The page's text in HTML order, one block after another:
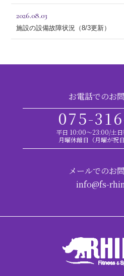
2026.08.03
施設の設備故障状況（8/3更新）
お電話でのお
075-
平日 10:00～23:00/土
月曜休館日（月曜が祝
メールでのお
info@fs-